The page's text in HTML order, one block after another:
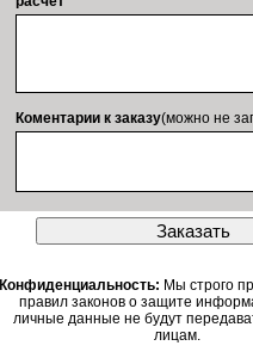
Коментарии к заказу(можно не
Конфиденциальность: Мы строго
правил законов о защите
личные данные не будут
лицам.